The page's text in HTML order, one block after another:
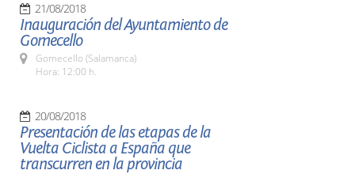
21/08/2018
Inauguración del Ayuntamiento de
Gomecello
Gomecello (Salamanca)
Hora: 12:00 h.
20/08/2018
Presentación de las etapas de la
Vuelta Ciclista a España que
transcurren en la provincia